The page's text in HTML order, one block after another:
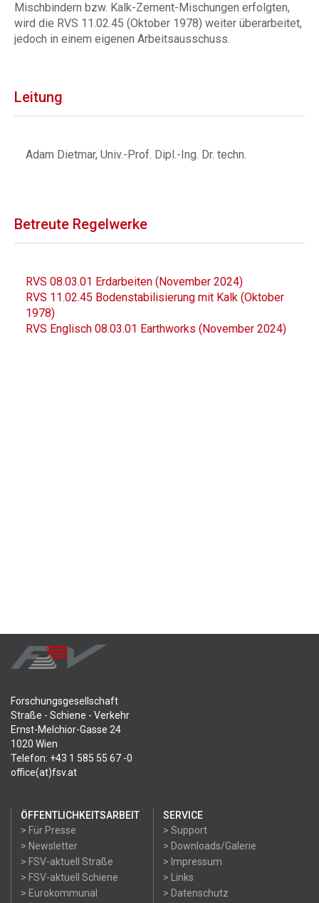
Mischbindern bzw. Kalk-Zement-Mischungen erfolgten,
wird die RVS 11.02.45 (Oktober 1978) weiter überarbeitet,
jedoch in einem eigenen Arbeitsausschuss.
Leitung
Adam Dietmar, Univ.-Prof. Dipl.-Ing. Dr. techn.
Betreute Regelwerke
RVS 08.03.01 Erdarbeiten (November 2024)
RVS 11.02.45 Bodenstabilisierung mit Kalk (Oktober
1978)
RVS Englisch 08.03.01 Earthworks (November 2024)
Forschungsgesellschaft
Straße - Schiene - Verkehr
Ernst-Melchior-Gasse 24
1020 Wien
Telefon: +43 1 585 55 67 -0
office(at)fsv.at
ÖFFENTLICHKEITSARBEIT
> Für Presse
> Newsletter
> FSV-aktuell Straße
> FSV-aktuell Schiene
> Eurokommunal
SERVICE
> Support
> Downloads/Galerie
> Impressum
> Links
> Datenschutz